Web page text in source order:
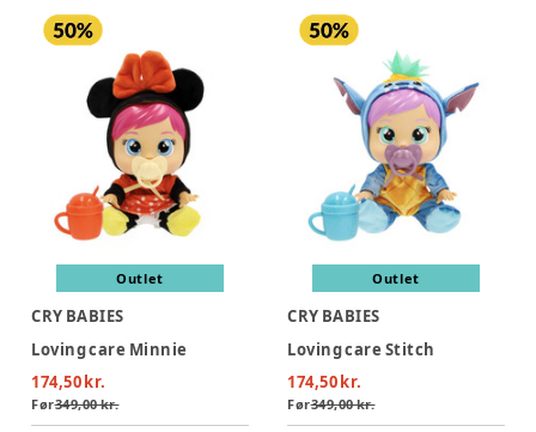
Outlet
CRY BABIES
Loving care Minnie
174,50 kr.
Før349,00 kr.
Outlet
CRY BABIES
Loving care Stitch
174,50 kr.
Før349,00 kr.